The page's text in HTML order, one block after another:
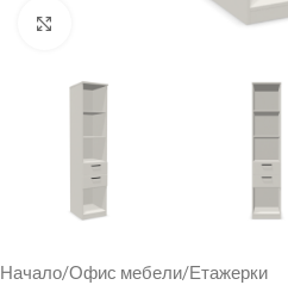
Щракнете за уголемяване
Начало/Офис мебели/Етажерки